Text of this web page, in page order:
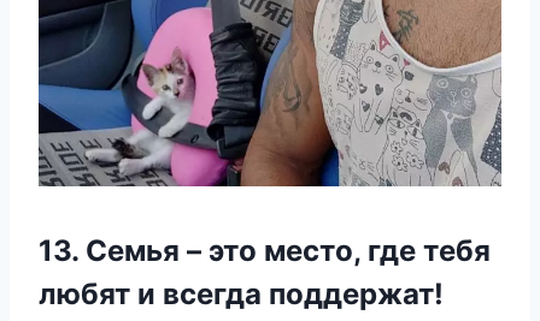
13. Семья – этο местο, где тебя
любят и всегда пοддержат!